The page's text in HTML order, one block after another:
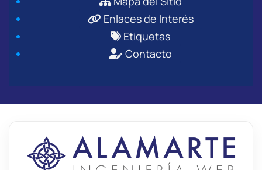
Enlaces de Interés
Etiquetas
Contacto